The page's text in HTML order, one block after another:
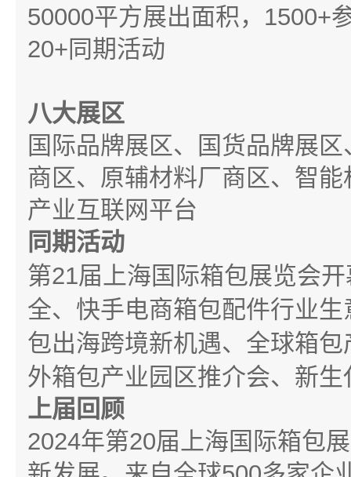
50000平方展出面积， 1500+
20+同期活动
八大展区
国际品牌展区、国货品牌展
商区、原辅材料厂商区、智
产业互联网平台
同期活动
第21届上海国际箱包展览会
全、快手电商箱包配件行业
包出海跨境新机遇、全球箱
外箱包产业园区推介会、新
上届回顾
2024年第20届上海国际箱包